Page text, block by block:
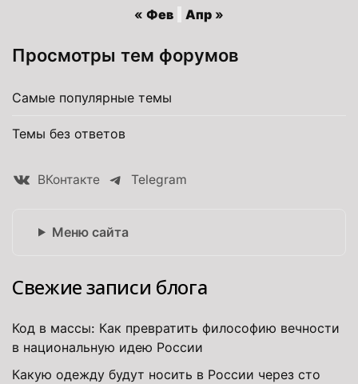
« Фев Апр »
Просмотры тем форумов
Самые популярные темы
Темы без ответов
ВКонтакте Telegram
Меню сайта
Свежие записи блога
Код в массы: Как превратить философию вечности
в национальную идею России
Какую одежду будут носить в России через сто